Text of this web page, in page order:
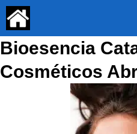
Saltar
contenido
Bioesencia
Cosméticos